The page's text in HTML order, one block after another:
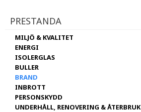
PRESTANDA
MILJÖ & KVALITET
ENERGI
ISOLERGLAS
BULLER
BRAND
INBROTT
PERSONSKYDD
UNDERHÅLL, RENOVERING & ÅTERBRUK